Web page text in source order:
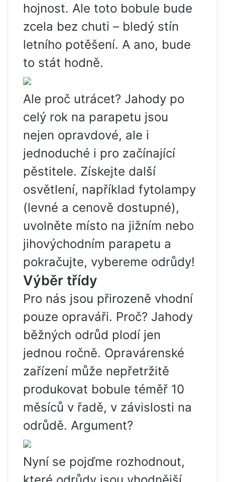
hojnost. Ale toto bobule bude
zcela bez chuti – bledý stín
letního potěšení. A ano, bude
to stát hodně.
Ale proč utrácet? Jahody po
celý rok na parapetu jsou
nejen opravdové, ale i
jednoduché i pro začínající
pěstitele. Získejte další
osvětlení, například fytolampy
(levné a cenově dostupné),
uvolněte místo na jižním nebo
jihovýchodním parapetu a
pokračujte, vybereme odrůdy!
Výběr třídy
Pro nás jsou přirozeně vhodní
pouze opraváři. Proč? Jahody
běžných odrůd plodí jen
jednou ročně. Opravárenské
zařízení může nepřetržitě
produkovat bobule téměř 10
měsíců v řadě, v závislosti na
odrůdě. Argument?
Nyní se pojďme rozhodnout,